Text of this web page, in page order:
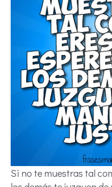
Si no te muestras tal